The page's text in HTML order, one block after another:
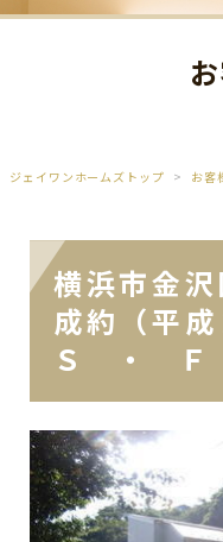
ジェイワンホームズトップ お客
横浜市金
成約（平
Ｓ ・ Ｆ